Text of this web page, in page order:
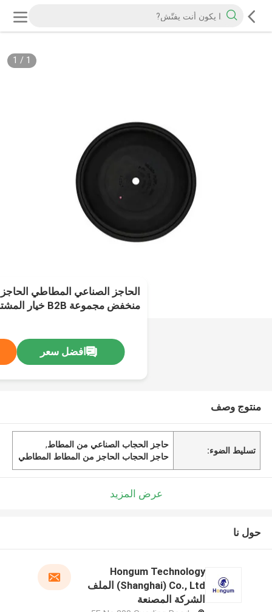
1
/
1
الحاجز الصناعي المطاطي
منخفض مجموعة B2B خيار المشترين
افضل سعر
منتوج وصف
تسليط الضوء:
حاجز الحجاب الصناعي من المطاط,
حاجز الحجاب الحاجز من المطاط المطاطي
عرض المزيد
حول نا
Hongum Technology
(Shanghai) Co., Ltd الملف
الشركة المصنعة